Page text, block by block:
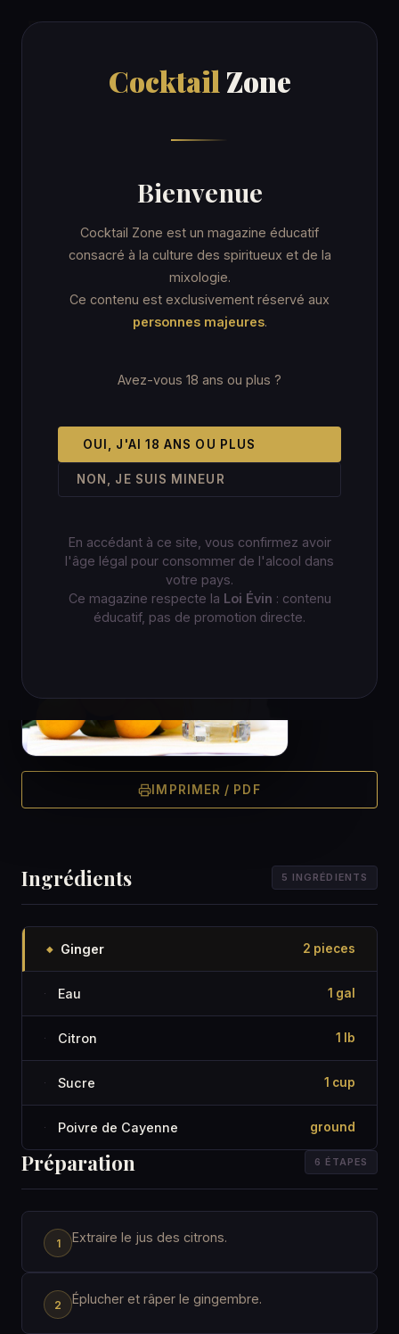
Cocktail Zone
Bienvenue
Cocktail Zone est un magazine éducatif
consacré à la culture des spiritueux et de la
mixologie.
Ce contenu est exclusivement réservé aux
personnes majeures.
Avez-vous 18 ans ou plus ?
OUI, J'AI 18 ANS OU PLUS
NON, JE SUIS MINEUR
En accédant à ce site, vous confirmez avoir
l'âge légal pour consommer de l'alcool dans
votre pays.
Ce magazine respecte la Loi Évin : contenu
éducatif, pas de promotion directe.
CocktailZone
Lemouroudji
11 min Highball Glass
★★☆ Intermédiaire Sans alcool
IMPRIMER / PDF
Ingrédients 5 INGRÉDIENTS
◆ Ginger 2 pieces
· Eau 1 gal
· Citron 1 lb
· Sucre 1 cup
· Poivre de Cayenne ground
Préparation 6 ÉTAPES
Extraire le jus des citrons.
Éplucher et râper le gingembre.